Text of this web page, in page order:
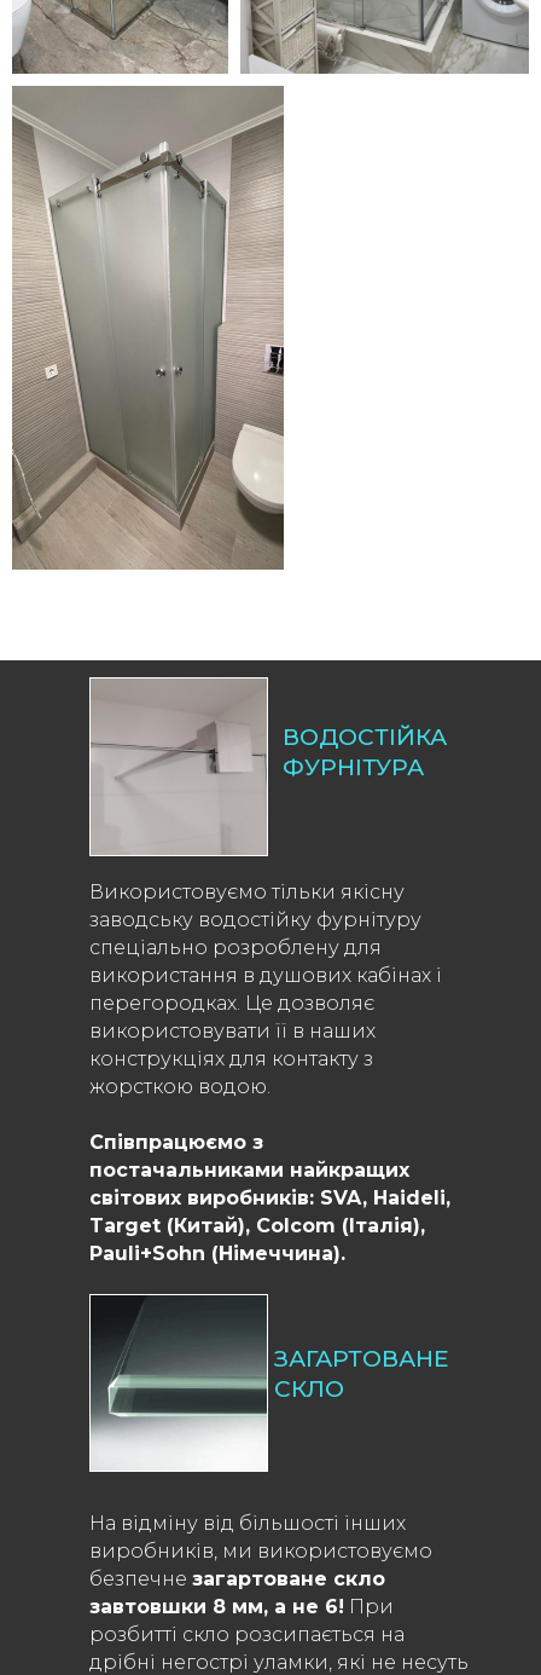
Використовуємо тільки якісну
заводську водостійку фурнітуру
спеціально розроблену для
використання в душових кабінах і
перегородках. Це дозволяє
використовувати її в наших
конструкціях для контакту з
жорсткою водою.
Співпрацюємо з
постачальниками найкращих
світових виробників: SVA, Haideli,
Target (Китай), Colcom (Італія),
Pauli+Sohn (Німеччина).
На відміну від більшості інших
виробників, ми використовуємо
безпечне загартоване скло
завтовшки 8 мм, а не 6! При
розбитті скло розсипається на
дрібні негострі уламки, які не несуть
ЗАГАРТОВАНЕ
СКЛО
ВОДОСТІЙКА
ФУРНІТУРА